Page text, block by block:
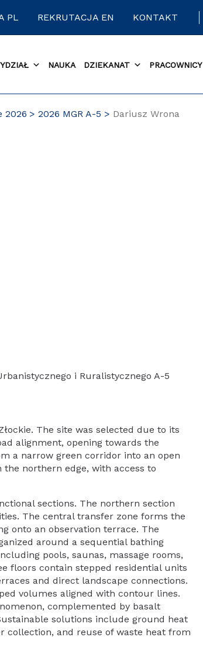
PL REKRUTACJA EN KONTAKT
NAUKA DZIEKANAT PRACOWNICY
2026 2026 MGR A-5 Dariusz Wrona
i Ruralistycznego A-5
The site was selected due to its
alignment, opening towards the
a narrow green corridor into an open
northern edge, with access to
sections. The northern section
The central transfer zone forms the
onto an observation terrace. The
around a sequential bathing
pools, saunas, massage rooms,
floors contain stepped residential units
and direct landscape connections.
volumes aligned with contour lines.
complemented by basalt
solutions include ground heat
collection, and reuse of waste heat from